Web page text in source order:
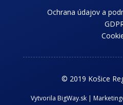
Ochrana údajov a
© 2019 Košice
Vytvorila BigWay.sk |